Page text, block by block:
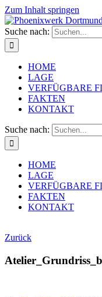
Zum Inhalt springen
Suche nach:
HOME
LAGE
VERFÜGBARE
FAKTEN
KONTAKT
Suche nach:
HOME
LAGE
VERFÜGBARE
FAKTEN
KONTAKT
Zurück